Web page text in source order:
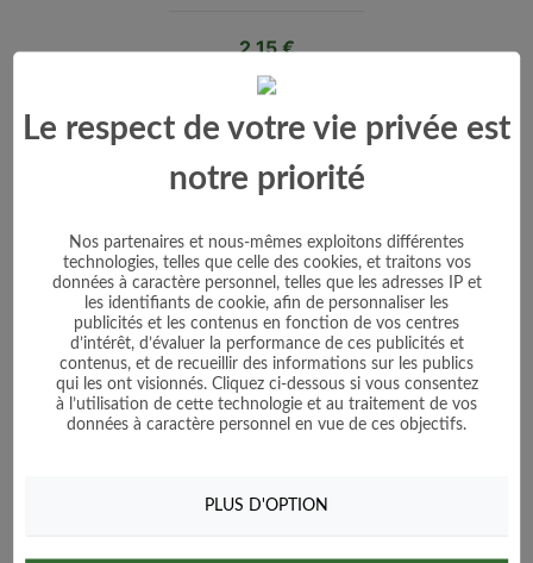
Prix
2,15 €
Voir le produit
Ajouter au panier
Le respect de votre vie privée est
notre priorité
Nos partenaires et nous-mêmes exploitons différentes
technologies, telles que celle des cookies, et traitons vos
données à caractère personnel, telles que les adresses IP et
les identifiants de cookie, afin de personnaliser les
publicités et les contenus en fonction de vos centres
d’intérêt, d’évaluer la performance de ces publicités et
contenus, et de recueillir des informations sur les publics
qui les ont visionnés. Cliquez ci-dessous si vous consentez
à l’utilisation de cette technologie et au traitement de vos
données à caractère personnel en vue de ces objectifs.
PLUS D'OPTION